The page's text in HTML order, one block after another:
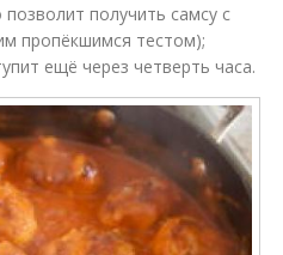
получить самсу с
пропёкшимся тестом);
ещё через четверть часа.